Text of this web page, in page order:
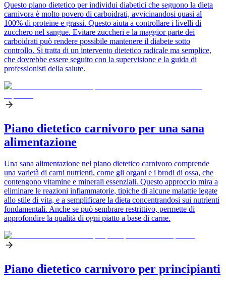
Questo piano dietetico per individui diabetici che seguono la dieta
carnivora è molto povero di carboidrati, avvicinandosi quasi al
100% di proteine e grassi. Questo aiuta a controllare i livelli di
zucchero nel sangue. Evitare zuccheri e la maggior parte dei
carboidrati può rendere possibile mantenere il diabete sotto
controllo. Si tratta di un intervento dietetico radicale ma semplice,
che dovrebbe essere seguito con la supervisione e la guida di
professionisti della salute.
Piano dietetico carnivoro per una sana
alimentazione
Una sana alimentazione nel piano dietetico carnivoro comprende
una varietà di carni nutrienti, come gli organi e i brodi di ossa, che
contengono vitamine e minerali essenziali. Questo approccio mira a
eliminare le reazioni infiammatorie, tipiche di alcune malattie legate
allo stile di vita, e a semplificare la dieta concentrandosi sui nutrienti
fondamentali. Anche se può sembrare restrittivo, permette di
approfondire la qualità di ogni piatto a base di carne.
Piano dietetico carnivoro per principianti